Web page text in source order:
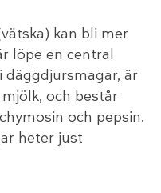
kan bli mer
löpe en central
däggdjursmagar, är
och består
och pepsin.
heter just